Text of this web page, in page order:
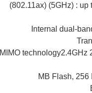
(802.11ax) (5GHz) : up
Internal dual-
MIMO technology2.4GHz